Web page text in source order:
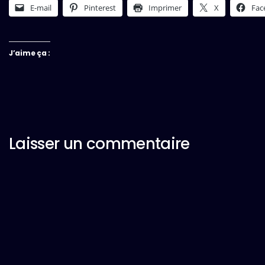
E-mail Pinterest Imprimer X
J’aime ça :
Laisser un commentaire